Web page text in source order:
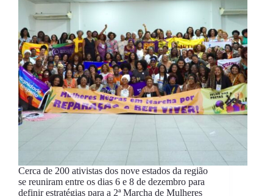
Cerca de 200 ativistas dos nove estados da região
se reuniram entre os dias 6 e 8 de dezembro para
definir estratégias para a 2ª Marcha de Mulheres